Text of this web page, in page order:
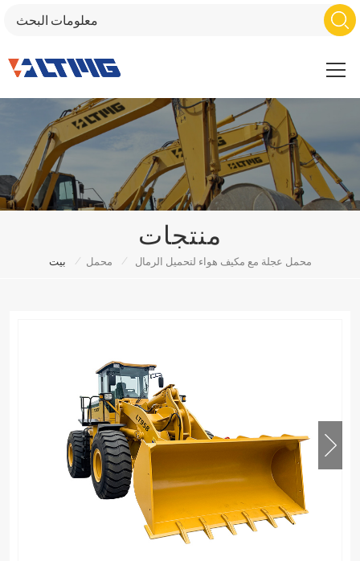
منتجات
بيت / محمل / محمل عجلة مع مكيف هواء لتحميل الرمال